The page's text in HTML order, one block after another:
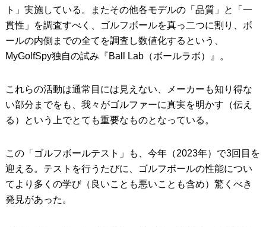
ト」実施している。またその他各モデルの「品質」と「一
貫性」を調査すべく、ゴルフボールを真っ二つに割り、ボ
ールの内側までの全てを調査し数値化するという、
MyGolfSpy独自の試み『Ball Lab（ボールラボ）』。
これらの活動は通常目には見えない、メーカーも知り得な
い部分までをも、我々がゴルファーに真実を明かす（伝え
る）という上でとても重要なものとなっている。
この「ゴルフボールテスト」も、今年（2023年）で3回目を
迎える。テストを行うたびに、ゴルフボールの性能につい
てより多くの学び（良いことも悪いことも含め）驚くべき
発見があった。
Our Mission 私たちの使命
ABOUT US MyGolfSpyJapanとは？